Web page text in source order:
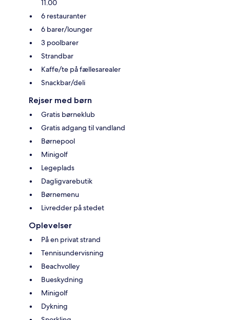
11.00
6 restauranter
6 barer/lounger
3 poolbarer
Strandbar
Kaffe/te på fællesarealer
Snackbar/deli
Rejser med børn
Gratis børneklub
Gratis adgang til vandland
Børnepool
Minigolf
Legeplads
Dagligvarebutik
Børnemenu
Livredder på stedet
Oplevelser
På en privat strand
Tennisundervisning
Beachvolley
Bueskydning
Minigolf
Dykning